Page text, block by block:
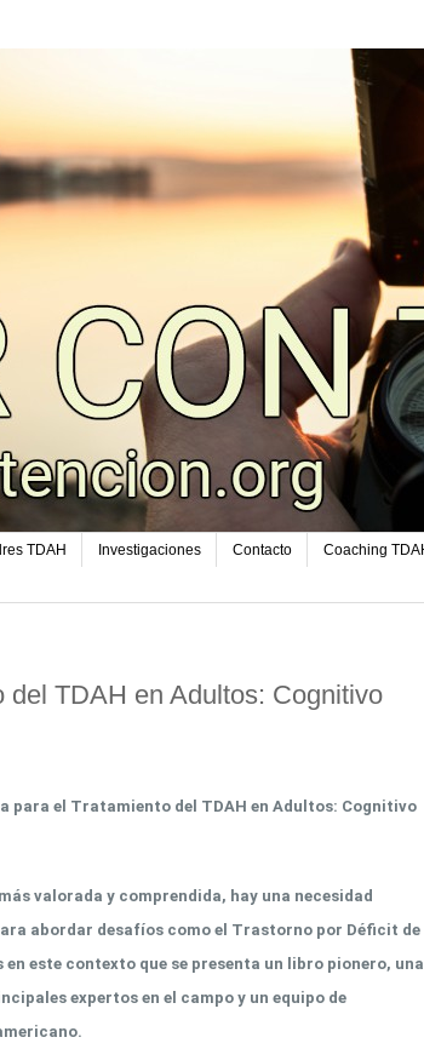
TDAH Investigaciones Contacto Coaching
del TDAH en Adultos: Cognitivo
para el Tratamiento del TDAH en Adultos: Cognitivo
valorada y comprendida, hay una necesidad
abordar desafíos como el Trastorno por Déficit de
este contexto que se presenta un libro pionero, una
expertos en el campo y un equipo de